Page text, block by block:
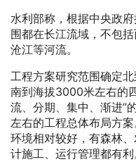
水利部称，根据中央政
围都在长江流域，不包
沧江等河流。
工程方案研究范围确定
南到海拔3000米左右的
流、分期、集中、渐进”
左右的工程总体布局方
环境相对较好，有森林
计施工、运行管理都有利